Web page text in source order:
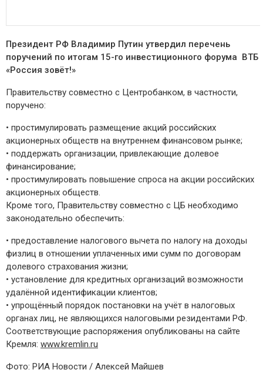
Президент РФ Владимир Путин утвердил перечень
поручений по итогам 15-го инвестиционного форума ВТБ
«Россия зовёт!»
Правительству совместно с Центробанком, в частности,
поручено:
• простимулировать размещение акций российских
акционерных обществ на внутреннем финансовом рынке;
• поддержать организации, привлекающие долевое
финансирование;
• простимулировать повышение спроса на акции российских
акционерных обществ.
Кроме того, Правительству совместно с ЦБ необходимо
законодательно обеспечить:
• предоставление налогового вычета по налогу на доходы
физлиц в отношении уплаченных ими сумм по договорам
долевого страхования жизни;
• установление для кредитных организаций возможности
удалённой идентификации клиентов;
• упрощённый порядок постановки на учёт в налоговых
органах лиц, не являющихся налоговыми резидентами РФ.
Соответствующие распоряжения опубликованы на сайте
Кремля: www.kremlin.ru
Фото: РИА Новости / Алексей Майшев